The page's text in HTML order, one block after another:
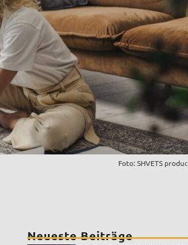
Foto: SHVETS
Neueste Beiträge